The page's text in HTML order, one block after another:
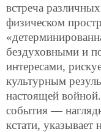
встреча
физическом
бездуховными и
интересами,
культурным
настоящей
события —
кстати,